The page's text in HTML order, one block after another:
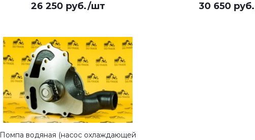
26 250 руб./шт 30 650 руб.
Помпа водяная (насос охлаждающей